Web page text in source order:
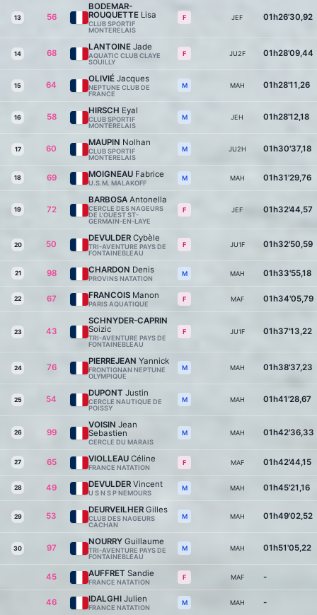
13 56
BODEMAR-
ROUQUETTE Lisa
CLUB SPORTIF
MONTERELAIS
F JEF 01h26'30,92
14 68
LANTOINE Jade
AQUATIC CLUB CLAYE
SOUILLY
F JU2F 01h28'09,44
15 64
OLIVIÉ Jacques
NEPTUNE CLUB DE
FRANCE
M MAH 01h28'11,26
16 58
HIRSCH Eyal
CLUB SPORTIF
MONTERELAIS
M JEH 01h28'12,18
17 60
MAUPIN Nolhan
CLUB SPORTIF
MONTERELAIS
M JU2H 01h30'37,18
18 69 MOIGNEAU Fabrice
U.S.M. MALAKOFF
M MAH 01h31'29,76
19 72
BARBOSA Antonella
CERCLE DES NAGEURS
DE L'OUEST ST-
GERMAIN-EN-LAYE
F JEF 01h32'44,57
20 50
DEVULDER Cybèle
TRI-AVENTURE PAYS DE
FONTAINEBLEAU
F JU1F 01h32'50,59
21 98 CHARDON Denis
PROVINS NATATION
M MAH 01h33'55,18
22 67 FRANCOIS Manon
PARIS AQUATIQUE
F MAF 01h34'05,79
23 43
SCHNYDER-CAPRIN
Soizic
TRI-AVENTURE PAYS DE
FONTAINEBLEAU
F JU1F 01h37'13,22
24 76
PIERREJEAN Yannick
FRONTIGNAN NEPTUNE
OLYMPIQUE
M MAH 01h38'37,23
25 54
DUPONT Justin
CERCLE NAUTIQUE DE
POISSY
M MAH 01h41'28,67
26 99
VOISIN Jean
Sebastien
CERCLE DU MARAIS
M MAH 01h42'36,33
27 65 VIOLLEAU Céline
FRANCE NATATION
F MAF 01h42'44,15
28 49 DEVULDER Vincent
U S N S P NEMOURS
M MAH 01h45'21,16
29 53
DEURVEILHER Gilles
CLUB DES NAGEURS
CACHAN
M MAH 01h49'02,52
30 97
NOURRY Guillaume
TRI-AVENTURE PAYS DE
FONTAINEBLEAU
M MAH 01h51'05,22
45 AUFFRET Sandie
FRANCE NATATION
F MAF -
46 IDALGHI Julien
FRANCE NATATION
M MAH -